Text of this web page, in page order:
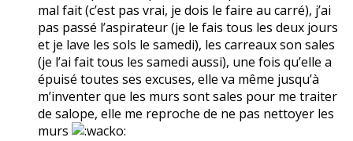
mal fait (c’est pas vrai, je dois le faire au carré), j’ai
pas passé l’aspirateur (je le fais tous les deux jours
et je lave les sols le samedi), les carreaux son sales
(je l’ai fait tous les samedi aussi), une fois qu’elle a
épuisé toutes ses excuses, elle va même jusqu’à
m’inventer que les murs sont sales pour me traiter
de salope, elle me reproche de ne pas nettoyer les
murs